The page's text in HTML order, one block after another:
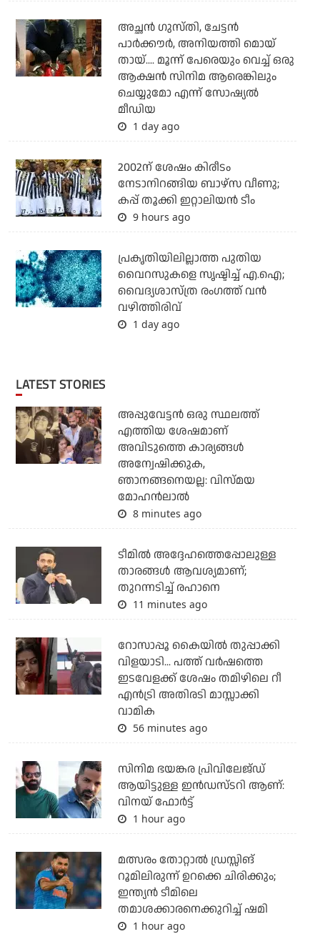
അച്ഛന്‍ ഗുസ്തി, ചേട്ടന്‍
പാര്‍ക്കൗര്‍, അനിയത്തി മൊയ്
തായ്.... മൂന്ന് പേരെയും വെച്ച് ഒരു
ആക്ഷന്‍ സിനിമ ആരെങ്കിലും
ചെയ്യുമോ എന്ന് സോഷ്യല്‍
മീഡിയ
1 day ago
2002ന് ശേഷം കിരീടം
നേടാനിറങ്ങിയ ബാഴ്സ വീണു;
കപ്പ് തൂക്കി ഇറ്റാലിയൻ ടീം
9 hours ago
പ്രകൃതിയിലില്ലാത്ത പുതിയ
വൈറസുകളെ സൃഷ്ടിച്ച് എ.ഐ;
വൈദ്യശാസ്ത്ര രംഗത്ത് വന്‍
വഴിത്തിരിവ്
1 day ago
LATEST STORIES
അപ്പുവേട്ടന്‍ ഒരു സ്ഥലത്ത്
എത്തിയ ശേഷമാണ്
അവിടുത്തെ കാര്യങ്ങള്‍
അന്വേഷിക്കുക,
ഞാനങ്ങനെയല്ല: വിസ്മയ
മോഹന്‍ലാല്‍
8 minutes ago
ടീമില്‍ അദ്ദേഹത്തെപ്പോലുള്ള
താരങ്ങള്‍ ആവശ്യമാണ്;
തുറന്നടിച്ച് രഹാനെ
11 minutes ago
റോസാപ്പൂ കൈയില്‍ തുപ്പാക്കി
വിളയാടി... പത്ത് വര്‍ഷത്തെ
ഇടവേളക്ക് ശേഷം തമിഴിലെ റീ
എന്‍ട്രി അതിരടി മാസ്സാക്കി
വാമിക
56 minutes ago
സിനിമ ഭയങ്കര പ്രിവിലേജ്ഡ്
ആയിട്ടുള്ള ഇൻഡസ്ടറി ആണ്:
വിനയ് ഫോർട്ട്
1 hour ago
മത്സരം തോറ്റാല്‍ ഡ്രസ്സിങ്
റൂമിലിരുന്ന് ഉറക്കെ ചിരിക്കും;
ഇന്ത്യന്‍ ടീമിലെ
തമാശക്കാരനെക്കുറിച്ച് ഷമി
1 hour ago